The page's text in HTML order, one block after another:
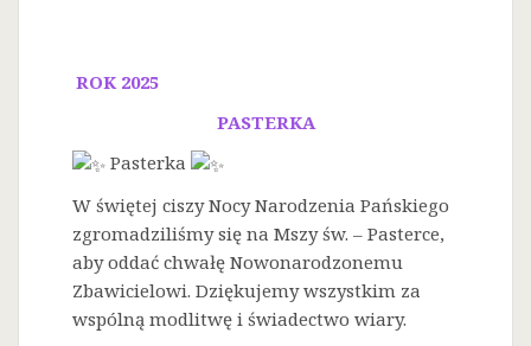
ROK 2025
PASTERKA
Pasterka
W świętej ciszy Nocy Narodzenia Pańskiego
zgromadziliśmy się na Mszy św. – Pasterce,
aby oddać chwałę Nowonarodzonemu
Zbawicielowi. Dziękujemy wszystkim za
wspólną modlitwę i świadectwo wiary.